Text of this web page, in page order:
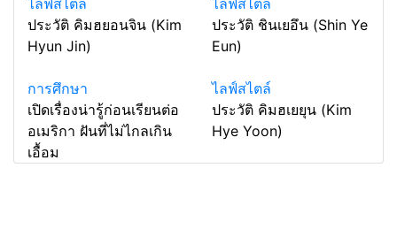
ประวัติ คิมฮยอนจิน (Kim
Hyun Jin)
ประวัติ ชินเยอึน (Shin Ye
Eun)
การศึกษา
เปิดเรื่องน่ารู้ก่อนเรียนต่อ
อเมริกา ฝันที่ไม่ไกลเกิน
เอื้อม
ไลฟ์สไตล์
ประวัติ คิมฮเยยุน (Kim
Hye Yoon)